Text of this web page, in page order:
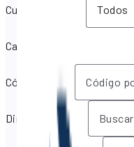
Cuartos de baño Todos
Características principales
Código postal
Dirección postal